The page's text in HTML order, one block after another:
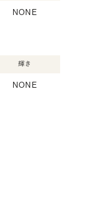
NONE
輝き
NONE